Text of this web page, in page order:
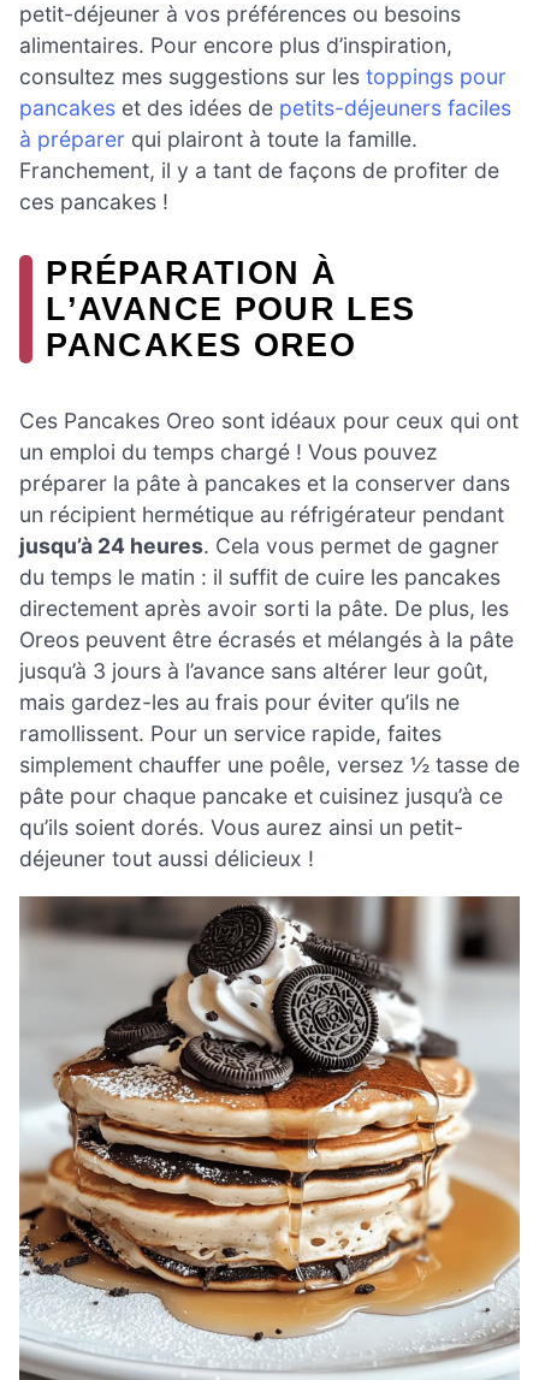
petit-déjeuner à vos préférences ou besoins
alimentaires. Pour encore plus d’inspiration,
consultez mes suggestions sur les toppings pour
pancakes et des idées de petits-déjeuners faciles
à préparer qui plairont à toute la famille.
Franchement, il y a tant de façons de profiter de
ces pancakes !
PRÉPARATION À
L’AVANCE POUR LES
PANCAKES OREO
Ces Pancakes Oreo sont idéaux pour ceux qui ont
un emploi du temps chargé ! Vous pouvez
préparer la pâte à pancakes et la conserver dans
un récipient hermétique au réfrigérateur pendant
jusqu’à 24 heures. Cela vous permet de gagner
du temps le matin : il suffit de cuire les pancakes
directement après avoir sorti la pâte. De plus, les
Oreos peuvent être écrasés et mélangés à la pâte
jusqu’à 3 jours à l’avance sans altérer leur goût,
mais gardez-les au frais pour éviter qu’ils ne
ramollissent. Pour un service rapide, faites
simplement chauffer une poêle, versez ½ tasse de
pâte pour chaque pancake et cuisinez jusqu’à ce
qu’ils soient dorés. Vous aurez ainsi un petit-
déjeuner tout aussi délicieux !